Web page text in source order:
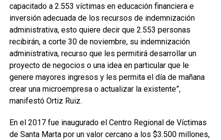
capacitado a 2.553 víctimas en educación financiera e
inversión adecuada de los recursos de indemnización
administrativa, esto quiere decir que 2.553 personas
recibirán, a corte 30 de noviembre, su indemnización
administrativa, recurso que les permitirá desarrollar un
proyecto de negocios o una idea en particular que le
genere mayores ingresos y les permita el día de mañana
crear una microempresa o actualizar la existente”,
manifestó Ortiz Ruiz.
En el 2017 fue inaugurado el Centro Regional de Víctimas
de Santa Marta por un valor cercano a los $3.500 millones,